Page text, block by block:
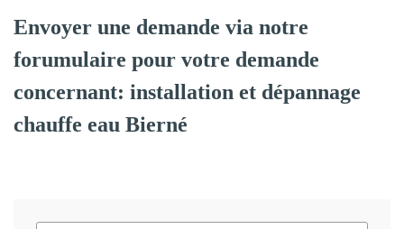
Envoyer une demande via notre
forumulaire pour votre demande
concernant: installation et dépannage
chauffe eau Bierné